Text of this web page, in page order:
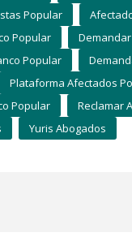
Popular
Popular
Popular
Plataforma Afectados
Popular
Reclamar
Yuris Abogados